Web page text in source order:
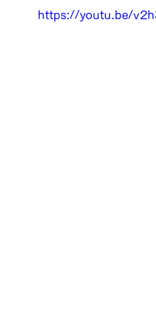
https://youtu.be/